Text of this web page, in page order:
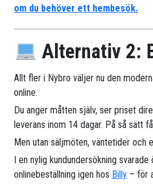
om du behöver ett hembesök.
Alternativ 2:
Allt fler i Nybro väljer nu den
online.
Du anger måtten själv, ser priset
leverans inom 14 dagar. På så sätt
Men utan säljmöten, väntetider och
I en nylig kundundersökning
onlinebeställning igen hos Billy – för